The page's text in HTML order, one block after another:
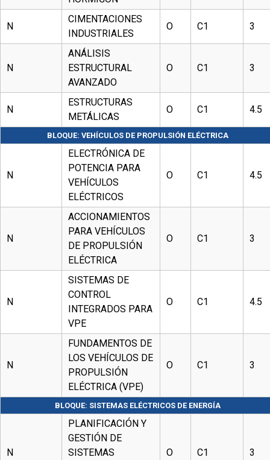
N
CIMENTACIONES
INDUSTRIALES
O C1 3
N
ANÁLISIS
ESTRUCTURAL
AVANZADO
O C1 3
N
ESTRUCTURAS
METÁLICAS
O C1 4.5
BLOQUE: VEHÍCULOS DE PROPULSIÓN ELÉCTRICA
N
ELECTRÓNICA DE
POTENCIA PARA
VEHÍCULOS
ELÉCTRICOS
O C1 4.5
N
ACCIONAMIENTOS
PARA VEHÍCULOS
DE PROPULSIÓN
ELÉCTRICA
O C1 3
N
SISTEMAS DE
CONTROL
INTEGRADOS PARA
VPE
O C1 4.5
N
FUNDAMENTOS DE
LOS VEHÍCULOS DE
PROPULSIÓN
ELÉCTRICA (VPE)
O C1 3
BLOQUE: SISTEMAS ELÉCTRICOS DE ENERGÍA
N
PLANIFICACIÓN Y
GESTIÓN DE
SISTEMAS
O C1 3